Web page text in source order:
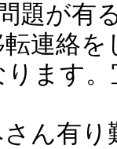
題が有
連絡
ます
ん有